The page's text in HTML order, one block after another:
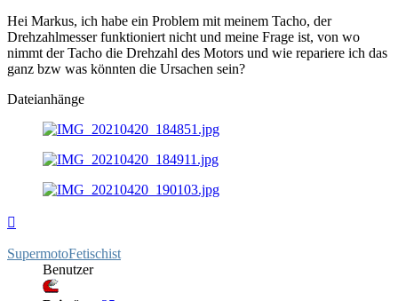
Hei Markus, ich habe ein Problem mit meinem Tacho, der
Drehzahlmesser funktioniert nicht und meine Frage ist, von wo
nimmt der Tacho die Drehzahl des Motors und wie repariere ich das
ganz bzw was könnten die Ursachen sein?
Dateianhänge
SupermotoFetischist
Benutzer